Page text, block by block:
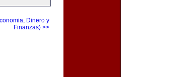
Dinero y
Finanzas) >>